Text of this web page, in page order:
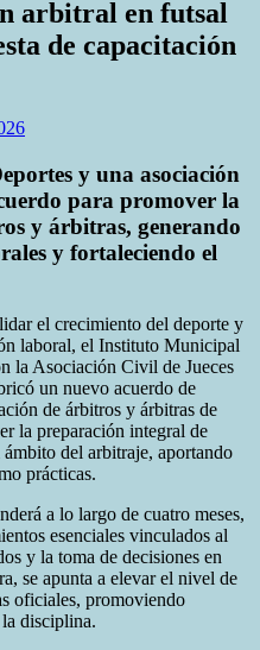
arbitral en futsal
de capacitación
y una asociación
para promover la
y árbitras, generando
y fortaleciendo el
el crecimiento del deporte y
laboral, el Instituto Municipal
la Asociación Civil de Jueces
un nuevo acuerdo de
de árbitros y árbitras de
la preparación integral de
ámbito del arbitraje, aportando
prácticas.
a lo largo de cuatro meses,
esenciales vinculados al
y la toma de decisiones en
se apunta a elevar el nivel de
oficiales, promoviendo
la disciplina.